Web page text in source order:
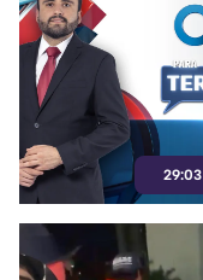
29:03